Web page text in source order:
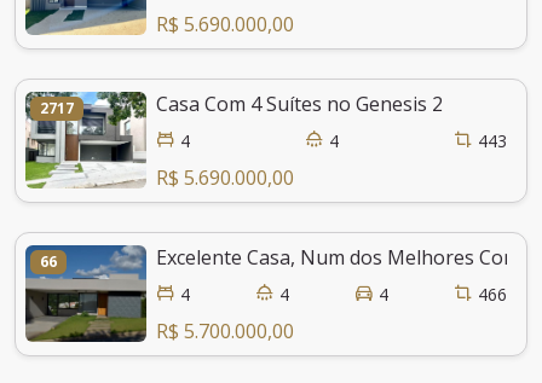
R$ 5.690.000,00
2717 Casa Com 4 Suítes no Genesis 2
4 4 443
R$ 5.690.000,00
66 Excelente Casa, Num dos Melhores
4 4 4 466
R$ 5.700.000,00